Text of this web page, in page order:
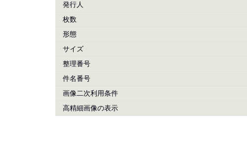
発行人
枚数
形態
サイズ
整理番号
件名番号
画像二次利用条件
高精細画像の表示